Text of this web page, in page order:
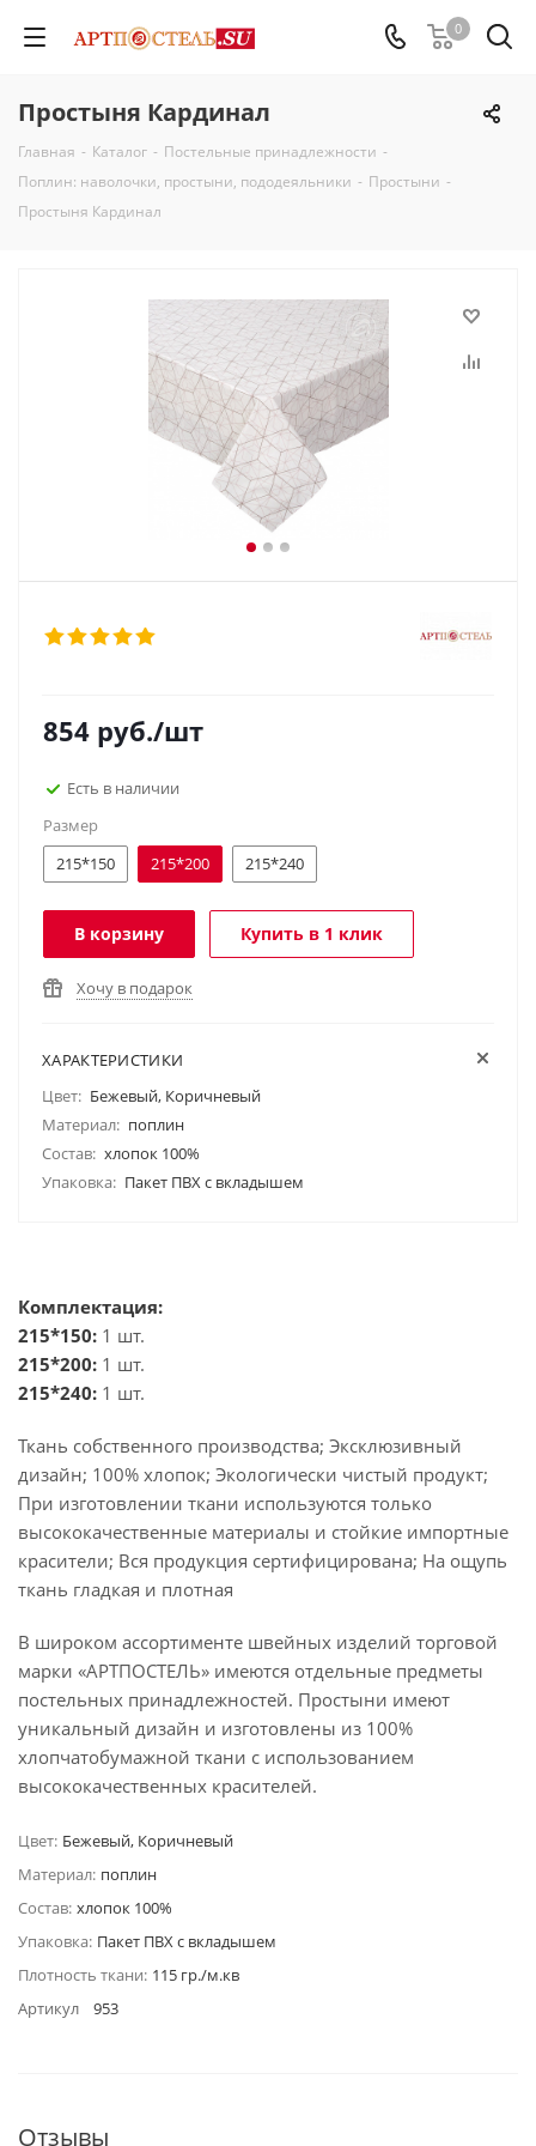
0
Простыня Кардинал
Главная - Каталог - Постельные принадлежности -
Поплин: наволочки, простыни, пододеяльники - Простыни -
Простыня Кардинал
854 руб./шт
Есть в наличии
Размер
215*150
215*200 215*240
В корзину Купить в 1 клик
Хочу в подарок
ХАРАКТЕРИСТИКИ
Цвет: Бежевый, Коричневый
Материал: поплин
Состав: хлопок 100%
Упаковка: Пакет ПВХ с вкладышем
Комплектация:
215*150: 1 шт.
215*200: 1 шт.
215*240: 1 шт.
Ткань собственного производства; Эксклюзивный
дизайн; 100% хлопок; Экологически чистый продукт;
При изготовлении ткани используются только
высококачественные материалы и стойкие импортные
красители; Вся продукция сертифицирована; На ощупь
ткань гладкая и плотная
В широком ассортименте швейных изделий торговой
марки «АРТПОСТЕЛЬ» имеются отдельные предметы
постельных принадлежностей. Простыни имеют
уникальный дизайн и изготовлены из 100%
хлопчатобумажной ткани с использованием
высококачественных красителей.
Цвет: Бежевый, Коричневый
Материал: поплин
Состав: хлопок 100%
Упаковка: Пакет ПВХ с вкладышем
Плотность ткани: 115 гр./м.кв
Артикул
953
Отзывы